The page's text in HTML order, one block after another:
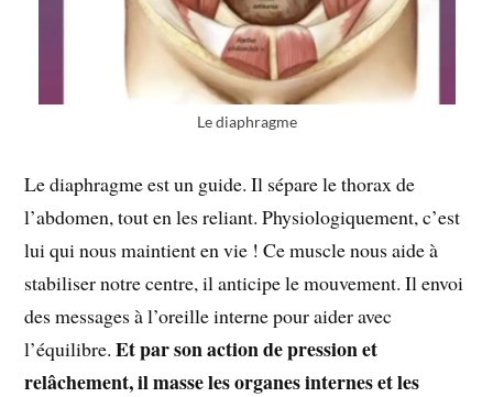
Le diaphragme
Le diaphragme est un guide. Il sépare le thorax de
l’abdomen, tout en les reliant. Physiologiquement, c’est
lui qui nous maintient en vie ! Ce muscle nous aide à
stabiliser notre centre, il anticipe le mouvement. Il envoi
des messages à l’oreille interne pour aider avec
l’équilibre.Et par son action de pression et
relâchement, il masse les organes internes et les